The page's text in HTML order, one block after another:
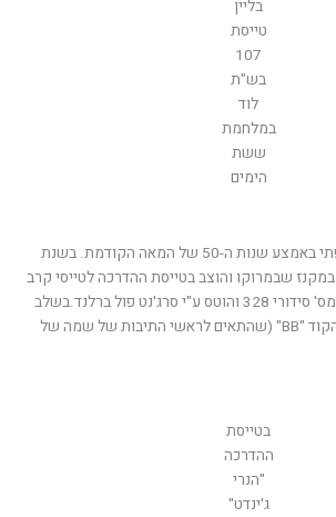
בליין
טייסת
107
בש"ת
לוד
במלחמת
ששת
הימים
התקבל בחיל האויר הצרפתי באמצע שנות ה-50 של המאה הקודמת. בשנת
1957 הועבר לבסיס 708 במקנז שבמרוקו והוצב בטייסת ההדרכה לטייסי קרב
מס' 2 "הנרי ג'ינדט" תחת מס' סידורי 328 והוטס ע"י סרג'נט פול ברלנד.בשלב
מסויים נצבע על חרטומו הקוד "BB" (שהתאים לראשי התיבות של שמה של
בטייסת
ההדרכה
"הנרי
ג'ינדט"